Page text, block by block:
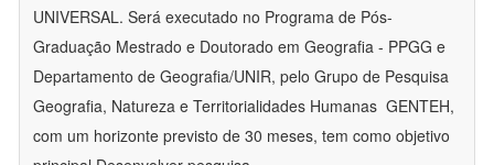
UNIVERSAL. Será executado no Programa de Pós-
Graduação Mestrado e Doutorado em Geografia - PPGG e
Departamento de Geografia/UNIR, pelo Grupo de Pesquisa
Geografia, Natureza e Territorialidades Humanas  GENTEH,
com um horizonte previsto de 30 meses, tem como objetivo